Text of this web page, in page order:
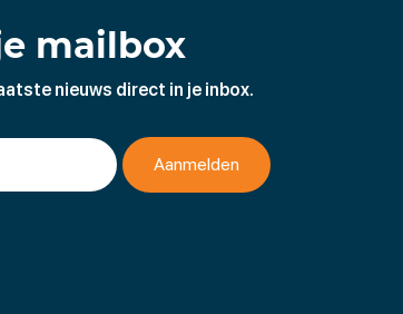
mailbox
nieuws direct in je inbox.